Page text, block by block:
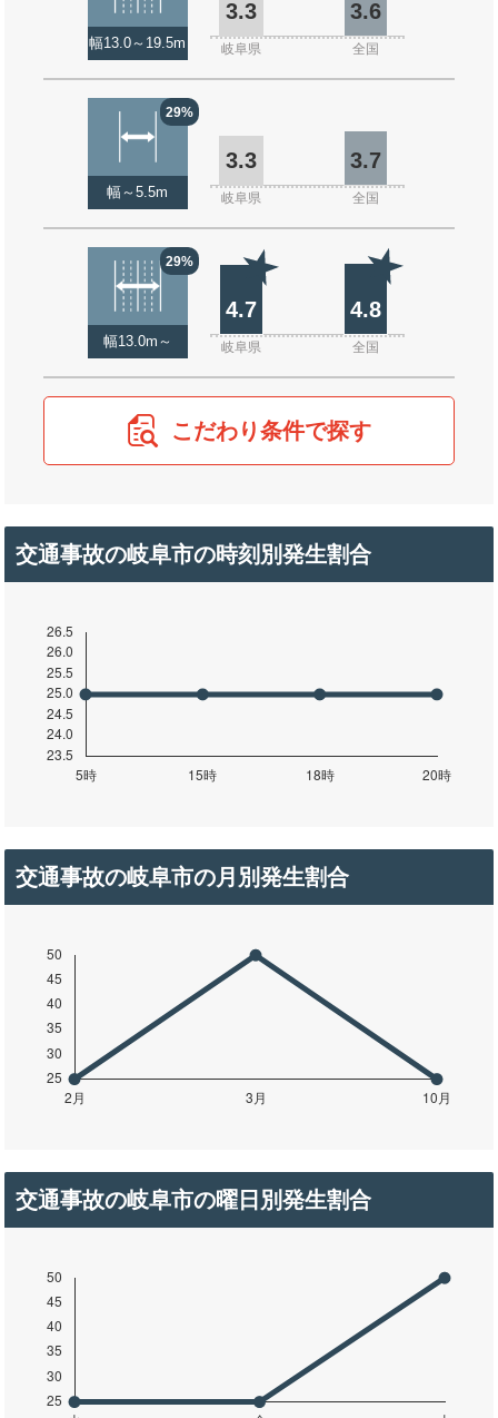
幅13.0～19.5m
3.3 3.6
岐阜県 全国
29%
幅～5.5m
3.3 3.7
岐阜県 全国
29%
幅13.0m～
4.7 4.8
岐阜県 全国
こだわり条件で探す
交通事故の岐阜市の時刻別発生割合
交通事故の岐阜市の月別発生割合
交通事故の岐阜市の曜日別発生割合